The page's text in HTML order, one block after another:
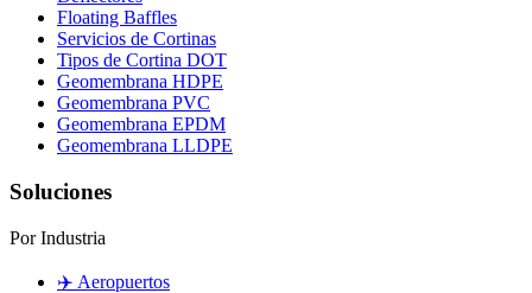
Floating Baffles
Servicios de Cortinas
Tipos de Cortina DOT
Geomembrana HDPE
Geomembrana PVC
Geomembrana EPDM
Geomembrana LLDPE
Soluciones
Por Industria
✈️ Aeropuertos